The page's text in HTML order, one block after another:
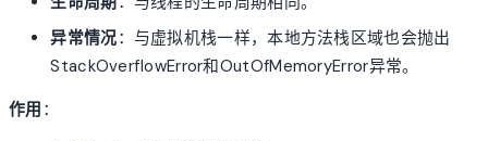
异常情况：与虚拟机栈一样，本地方法栈区域也会抛出
StackOverflowError和OutOfMemoryError异常。
作用 ：